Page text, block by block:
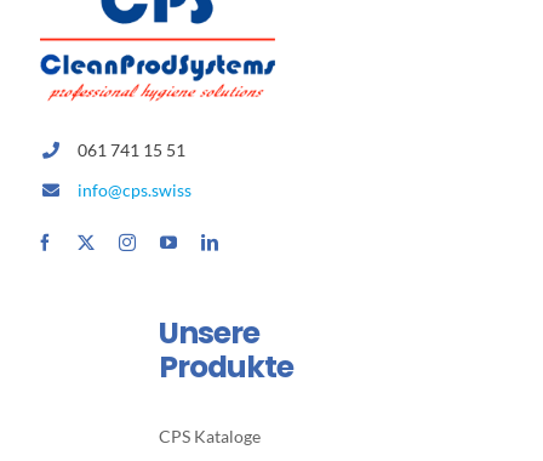
061 741 15 51
info@cps.swiss
Unsere
Produkte
CPS Kataloge